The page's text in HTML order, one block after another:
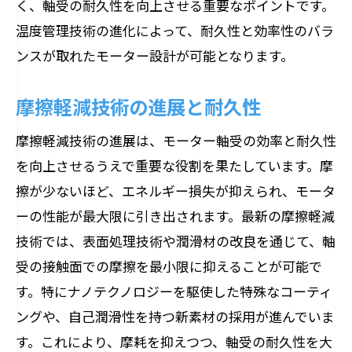
く、軸受の耐久性を向上させる重要なポイントです。
温度管理技術の進化によって、耐久性と効率性のバラ
ンスが取れたモーター設計が可能となります。
摩擦軽減技術の進展と耐久性
摩擦軽減技術の進展は、モーター軸受の効率と耐久性
を向上させるうえで重要な役割を果たしています。摩
擦が少ないほど、エネルギー損失が抑えられ、モータ
ーの性能が最大限に引き出されます。最新の摩擦軽減
技術では、表面処理技術や潤滑材の改良を通じて、軸
受の接触面での摩擦を最小限に抑えることが可能で
す。特にナノテクノロジーを駆使した特殊なコーティ
ングや、自己潤滑性を持つ新素材の採用が進んでいま
す。これにより、摩耗を抑えつつ、軸受の耐久性を大